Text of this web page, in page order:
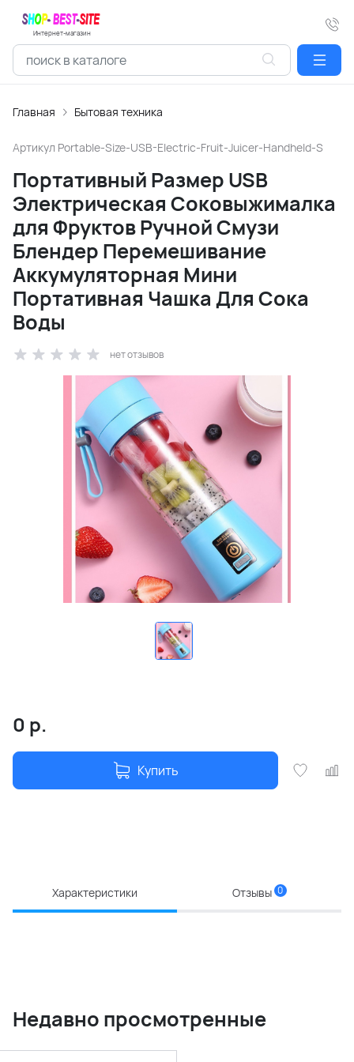
Интернет-магазин
Главная Бытовая техника
Артикул Portable-Size-USB-Electric-Fruit-Juicer-Handheld-S
Портативный Размер USB
Электрическая Соковыжималка
для Фруктов Ручной Смузи
Блендер Перемешивание
Аккумуляторная Мини
Портативная Чашка Для Сока
Воды
нет отзывов
0 р.
Купить
Характеристики Отзывы 0
Недавно просмотренные